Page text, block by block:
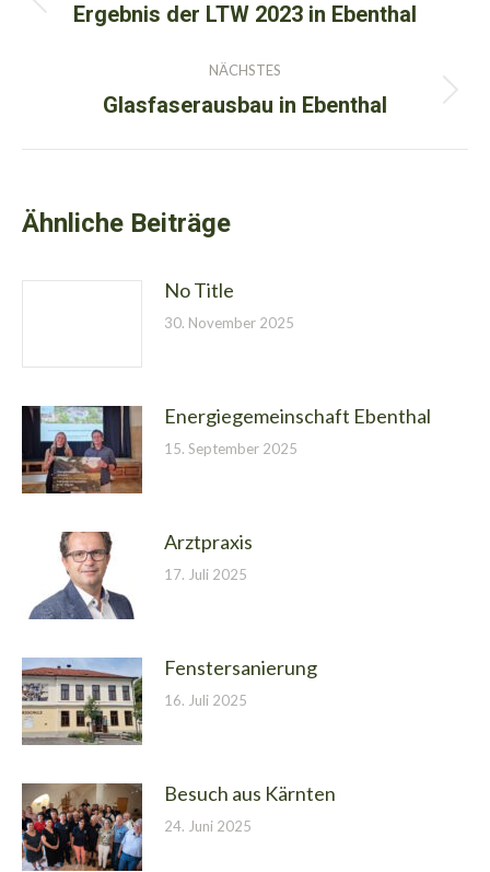
Vorheriger
Ergebnis der LTW 2023 in Ebenthal
NÄCHSTES
Nächster
Glasfaserausbau in Ebenthal
Ähnliche Beiträge
No Title
30. November 2025
Energiegemeinschaft Ebenthal
15. September 2025
Arztpraxis
17. Juli 2025
Fenstersanierung
16. Juli 2025
Besuch aus Kärnten
24. Juni 2025